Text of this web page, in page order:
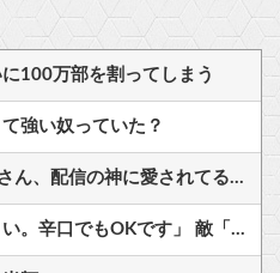
100万部を割ってしまう
強い奴っていた？
アヒルの大人気Vチューバーさん、配信の神に愛されてるとしか思えない確率の偏りｗ
ゲーム作者ワイ「感想ください。辛口でもOKです」 敵「あれがだめ。これがだめ」